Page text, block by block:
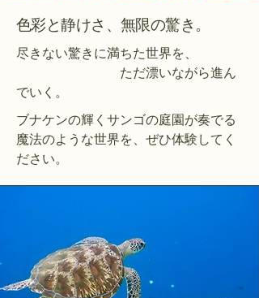
色彩と静けさ、無限の驚き。
尽きない驚きに満ちた世界を、
ただ漂いながら進ん
でいく。
ブナケンの輝くサンゴの庭園が奏でる
魔法のような世界を、ぜひ体験してく
ださい。